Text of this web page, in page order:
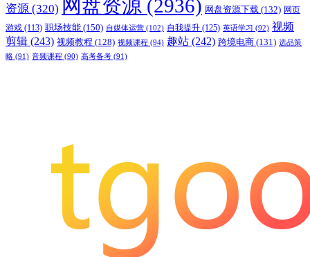
资源 (320) 网盘资源 (2936) 网盘资源下载 (132) 网页
游戏 (113) 职场技能 (150) 自媒体运营 (102) 自我提升 (125) 英语学习 (92) 视频
剪辑 (243) 视频教程 (128) 视频课程 (94) 趣站 (242) 跨境电商 (131) 选品策
略 (91) 音频课程 (90) 高考备考 (91)